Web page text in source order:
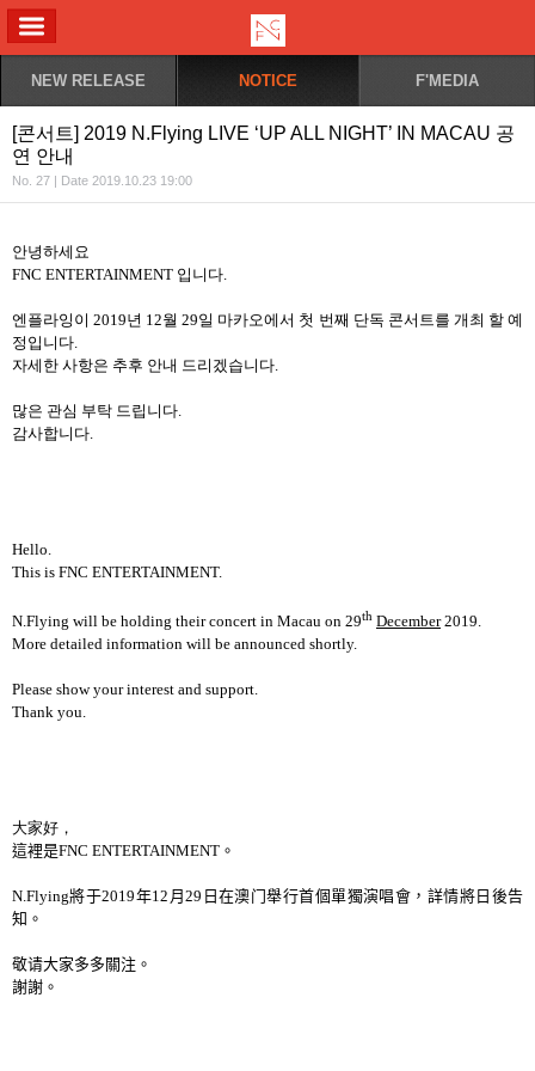
NEW RELEASE NOTICE F'MEDIA
[콘서트] 2019 N.Flying LIVE ‘UP ALL NIGHT’ IN MACAU 공
연 안내
No. 27 | Date 2019.10.23 19:00
안녕하세요
FNC ENTERTAINMENT 입니다.
엔플라잉이 2019년 12월 29일 마카오에서 첫 번째 단독 콘서트를 개최 할 예
정입니다.
자세한 사항은 추후 안내 드리겠습니다.
많은 관심 부탁 드립니다.
감사합니다.
Hello.
This is FNC ENTERTAINMENT.
N.Flying will be holding their concert in Macau on 29th December2019.
More detailed information will be announced shortly.
Please show your interest and support.
Thank you.
大家好，
這裡是FNC ENTERTAINMENT 。
N.Flying將于2019年12 月29 日在澳门舉行首個單獨演唱會，詳情將日後告
知。
敬请大家多多關注。
謝謝。